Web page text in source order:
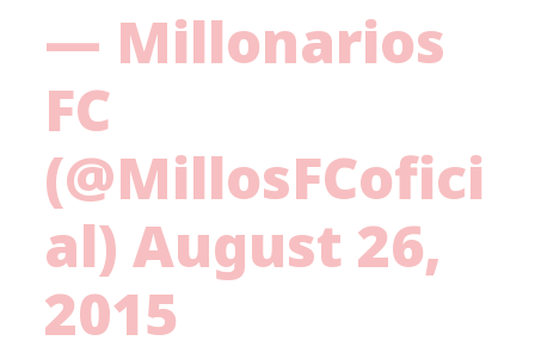
— Millonarios
FC
(@MillosFCofici
al) August 26,
2015